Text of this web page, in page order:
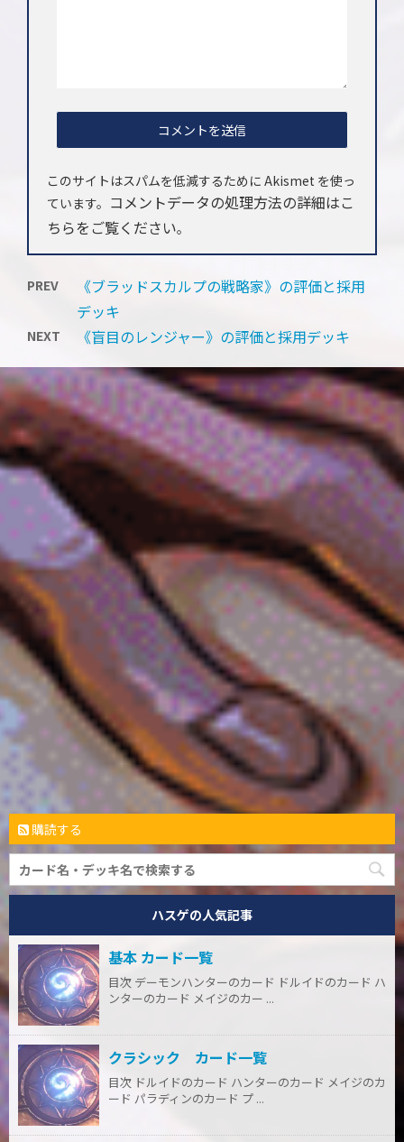
このサイトはスパムを低減するために Akismet を使っ
ています。 コメントデータの処理方法の詳細はこ
ちらをご覧ください。
PREV
《ブラッドスカルプの戦略家》の評価と採用
デッキ
NEXT 《盲目のレンジャー》の評価と採用デッキ
購読する
ハスゲの人気記事
基本 カード一覧
目次 デーモンハンターのカード ドルイドのカード ハ
ンターのカード メイジのカー ...
クラシック カード一覧
目次 ドルイドのカード ハンターのカード メイジのカ
ード パラディンのカード プ ...